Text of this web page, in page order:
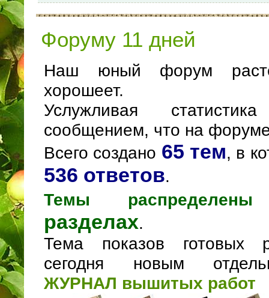
Форуму 11 дней
Наш юный форум
хорошеет.
Услужливая
сообщением, что на
Всего создано 65 тем, в
536 ответов.
Темы
разделах.
Тема показов готовых
сегодня новым
ЖУРНАЛ вышитых работ